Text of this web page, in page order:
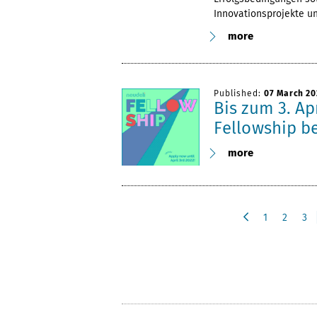
Innovationsprojekte
more
Published: 07 March
Bis zum 3.
Fellowship
more
1 2 3